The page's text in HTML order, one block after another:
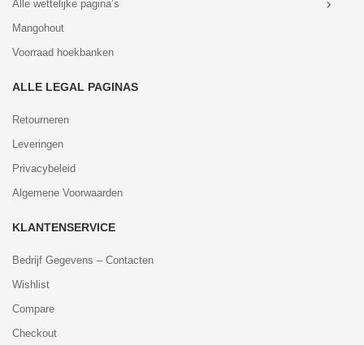
Alle wettelijke pagina’s
Mangohout
Voorraad hoekbanken
ALLE LEGAL PAGINAS
Retourneren
Leveringen
Privacybeleid
Algemene Voorwaarden
KLANTENSERVICE
Bedrijf Gegevens – Contacten
Wishlist
Compare
Checkout